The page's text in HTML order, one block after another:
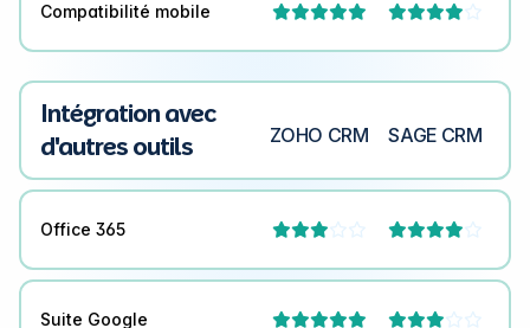
Compatibilité mobile  
Intégration avec
d'autres outils
ZOHO CRM SAGE CRM
Office 365  
Suite Google  